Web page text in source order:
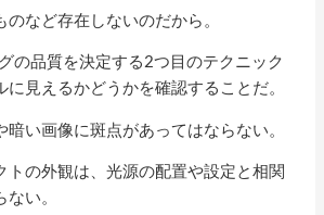
など存在しないのだから。
の品質を決定する2つ目のテクニック
に見えるかどうかを確認することだ。
い画像に斑点があってはならない。
トの外観は、光源の配置や設定と相関
い。